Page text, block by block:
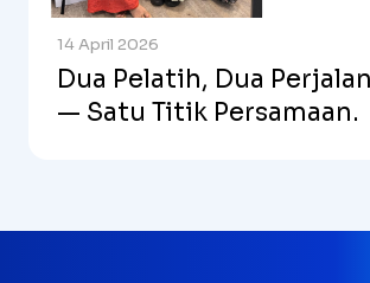
14 April 2026
Dua Pelatih, Dua Perjalanan
— Satu Titik Persamaan.